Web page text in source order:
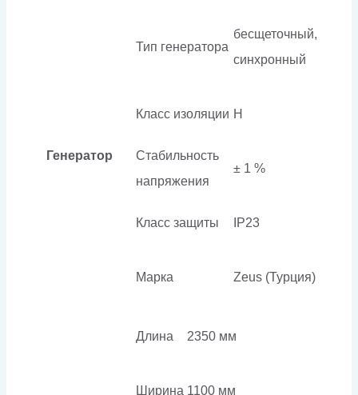
Генератор
Тип генератора
бесщеточный,
синхронный
Класс изоляции H
Стабильность
напряжения
± 1 %
Класс защиты IP23
Марка Zeus (Турция)
Длина 2350 мм
Ширина 1100 мм